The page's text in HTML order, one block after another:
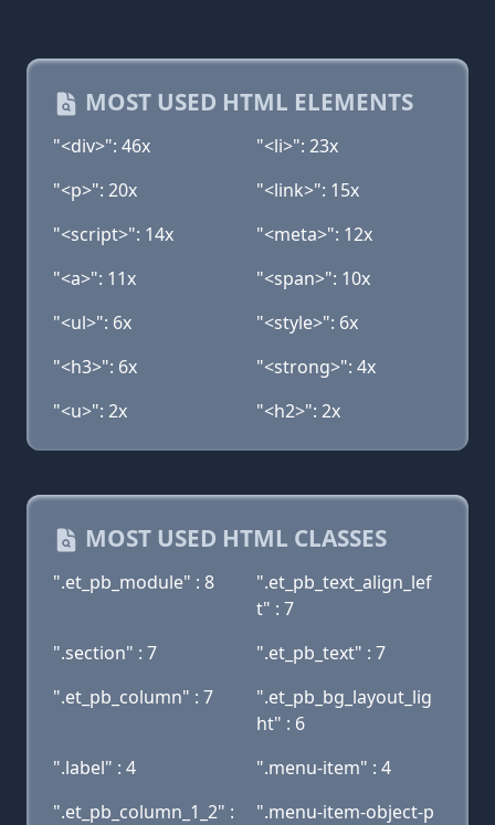
MOST USED HTML ELEMENTS
"<div>": 46x
"<li>": 23x
"<p>": 20x
"<link>": 15x
"<script>": 14x
"<meta>": 12x
"<a>": 11x
"<span>": 10x
"<ul>": 6x
"<style>": 6x
"<h3>": 6x
"<strong>": 4x
"<u>": 2x
"<h2>": 2x
MOST USED HTML CLASSES
".et_pb_module" : 8
".et_pb_text_align_lef
t" : 7
".section" : 7
".et_pb_text" : 7
".et_pb_column" : 7
".et_pb_bg_layout_lig
ht" : 6
".label" : 4
".menu-item" : 4
".et_pb_column_1_2" :
".menu-item-object-p